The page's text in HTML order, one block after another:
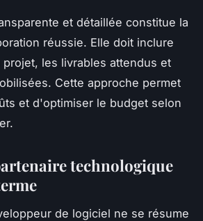
et détaillée constitue la
réussie. Elle doit inclure
les livrables attendus et
Cette approche permet
et d'optimiser le budget selon
technologique
de logiciel ne se résume